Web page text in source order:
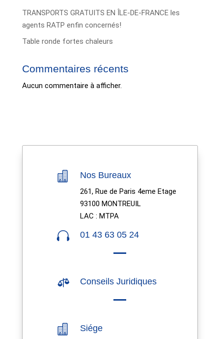
TRANSPORTS GRATUITS EN ÎLE-DE-FRANCE les
agents RATP enfin concernés!
Table ronde fortes chaleurs
Commentaires récents
Aucun commentaire à afficher.
 Nos Bureaux
261, Rue de Paris 4eme Etage
93100 MONTREUIL
LAC : MTPA
 01 43 63 05 24
 Conseils Juridiques
 Siége